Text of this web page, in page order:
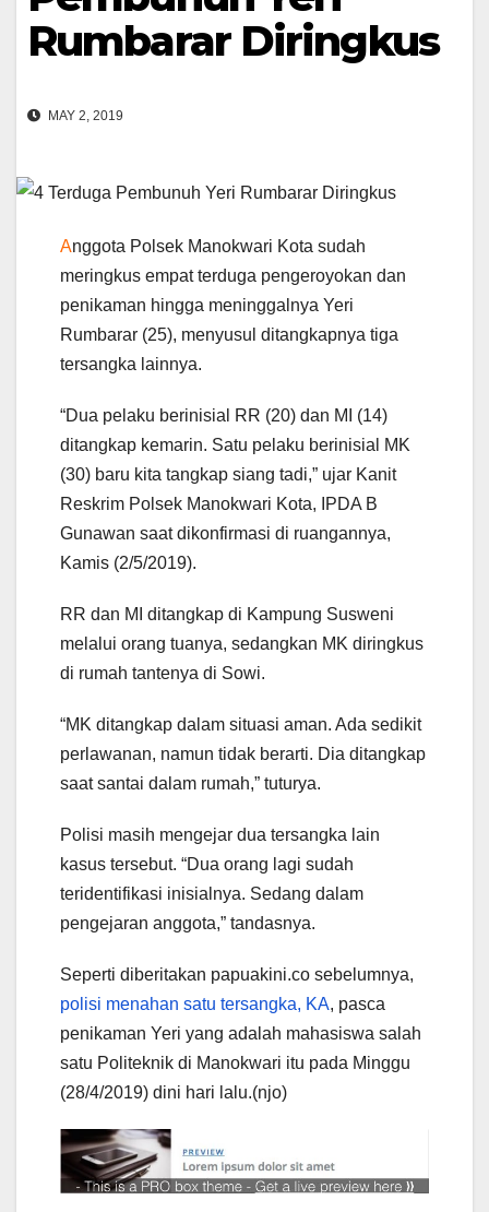
Rumbarar Diringkus
MAY 2, 2019
Anggota Polsek Manokwari Kota sudah
meringkus empat terduga pengeroyokan dan
penikaman hingga meninggalnya Yeri
Rumbarar (25), menyusul ditangkapnya tiga
tersangka lainnya.
“Dua pelaku berinisial RR (20) dan MI (14)
ditangkap kemarin. Satu pelaku berinisial MK
(30) baru kita tangkap siang tadi,” ujar Kanit
Reskrim Polsek Manokwari Kota, IPDA B
Gunawan saat dikonfirmasi di ruangannya,
Kamis (2/5/2019).
RR dan MI ditangkap di Kampung Susweni
melalui orang tuanya, sedangkan MK diringkus
di rumah tantenya di Sowi.
“MK ditangkap dalam situasi aman. Ada sedikit
perlawanan, namun tidak berarti. Dia ditangkap
saat santai dalam rumah,” tuturya.
Polisi masih mengejar dua tersangka lain
kasus tersebut. “Dua orang lagi sudah
teridentifikasi inisialnya. Sedang dalam
pengejaran anggota,” tandasnya.
Seperti diberitakan papuakini.co sebelumnya,
polisi menahan satu tersangka, KA, pasca
penikaman Yeri yang adalah mahasiswa salah
satu Politeknik di Manokwari itu pada Minggu
(28/4/2019) dini hari lalu.(njo)